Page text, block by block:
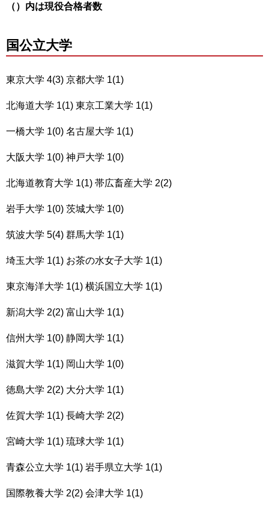
（）内は現役合格者数
国公立大学
東京大学 4(3) 京都大学 1(1)
北海道大学 1(1) 東京工業大学 1(1)
一橋大学 1(0) 名古屋大学 1(1)
大阪大学 1(0) 神戸大学 1(0)
北海道教育大学 1(1) 帯広畜産大学 2(2)
岩手大学 1(0) 茨城大学 1(0)
筑波大学 5(4) 群馬大学 1(1)
埼玉大学 1(1) お茶の水女子大学 1(1)
東京海洋大学 1(1) 横浜国立大学 1(1)
新潟大学 2(2) 富山大学 1(1)
信州大学 1(0) 静岡大学 1(1)
滋賀大学 1(1) 岡山大学 1(0)
徳島大学 2(2) 大分大学 1(1)
佐賀大学 1(1) 長崎大学 2(2)
宮崎大学 1(1) 琉球大学 1(1)
青森公立大学 1(1) 岩手県立大学 1(1)
国際教養大学 2(2) 会津大学 1(1)